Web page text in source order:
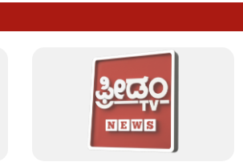
ಇಲಾಖೆಗೆ ಸಿಎಂ ಡಿ.ಕೆ.ಶಿವಕುಮಾರ್ ಸಖತ್ ಸರ್ಜರಿ!